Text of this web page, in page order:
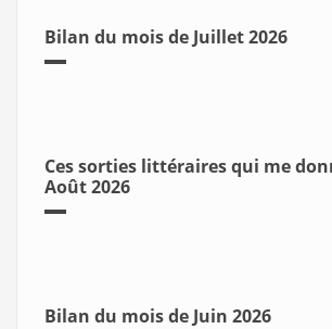
Bilan du mois de Juillet 2026
Ces sorties littéraires qui me
Août 2026
Bilan du mois de Juin 2026